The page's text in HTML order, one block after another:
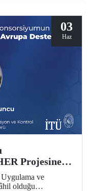
03
Haz
Projesine
ve
olduğu